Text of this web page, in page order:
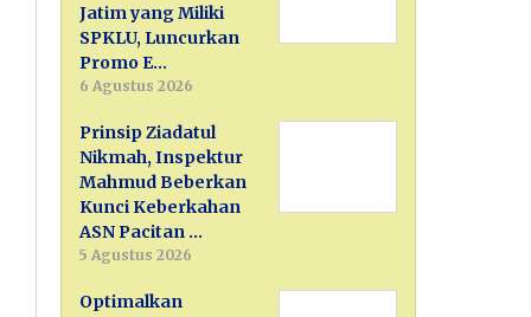
Jatim yang Miliki
SPKLU, Luncurkan
Promo E…
6 Agustus 2026
Prinsip Ziadatul
Nikmah, Inspektur
Mahmud Beberkan
Kunci Keberkahan
ASN Pacitan …
5 Agustus 2026
Optimalkan